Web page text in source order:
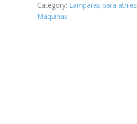
Light
30
Category: Lamparas para atriles
Máquinas